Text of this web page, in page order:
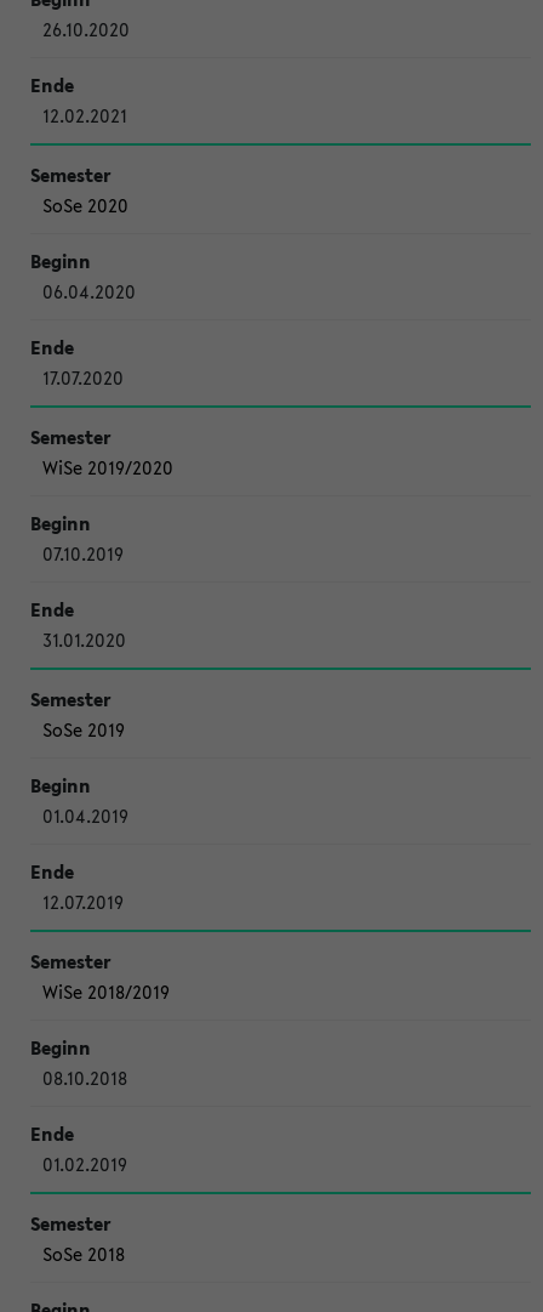
26.10.2020
12.02.2021
SoSe 2020
06.04.2020
17.07.2020
WiSe 2019/2020
07.10.2019
31.01.2020
SoSe 2019
01.04.2019
12.07.2019
WiSe 2018/2019
08.10.2018
01.02.2019
SoSe 2018